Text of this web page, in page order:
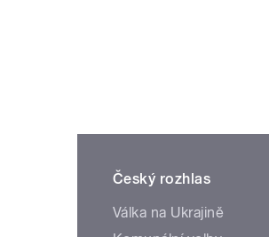
Český rozhlas
Válka na Ukrajině